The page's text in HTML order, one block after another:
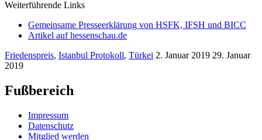
Weiterführende Links
Gemeinsame Presseerklärung von HSFK, IFSH und BICC
Artikel auf hessenschau.de
Friedenspreis, Istanbul Protokoll, Türkei 2. Januar 2019 29. Januar
2019
Fußbereich
Impressum
Datenschutz
Mitglied werden